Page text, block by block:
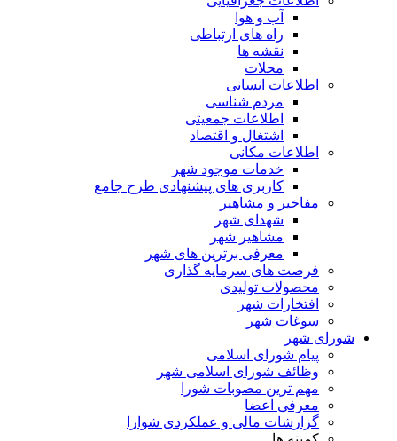
آب و هوا
راه های ارتباطی
نقشه ها
محلات
اطلاعات انسانی
مردم شناسی
اطلاعات جمعیتی
اشتغال و اقتصاد
اطلاعات مکانی
خدمات موجود شهر
کاربری های پیشنهادی طرح جامع
مفاخیر و مشاهیر
شهدای شهر
مشاهیر شهر
معرفی برترین های شهر
فرصت های سرمایه گذاری
محصولات تولیدی
افتخارات شهر
سوغات شهر
شورای شهر
پیام شورای اسلامی
وظائف شورای اسلامی شهر
مهم ترین مصوبات شورا
معرفی اعضا
گزارشات مالی و عملکردی شوارا